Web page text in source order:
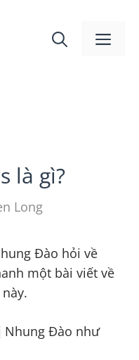
là gì?
Long
Đào hỏi về
một bài viết về
Nhung Đào như